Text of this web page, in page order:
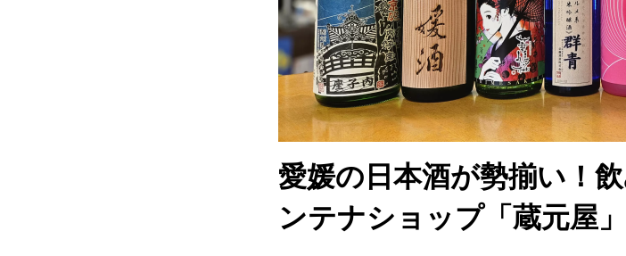
愛媛の日本酒が勢揃い！
ンテナショップ「蔵元屋」